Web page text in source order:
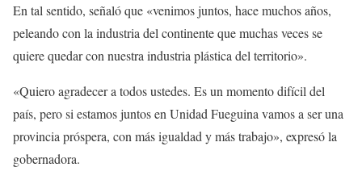
En tal sentido, señaló que «venimos juntos, hace muchos años,
peleando con la industria del continente que muchas veces se
quiere quedar con nuestra industria plástica del territorio».
«Quiero agradecer a todos ustedes. Es un momento difícil del
país, pero si estamos juntos en Unidad Fueguina vamos a ser una
provincia próspera, con más igualdad y más trabajo», expresó la
gobernadora.